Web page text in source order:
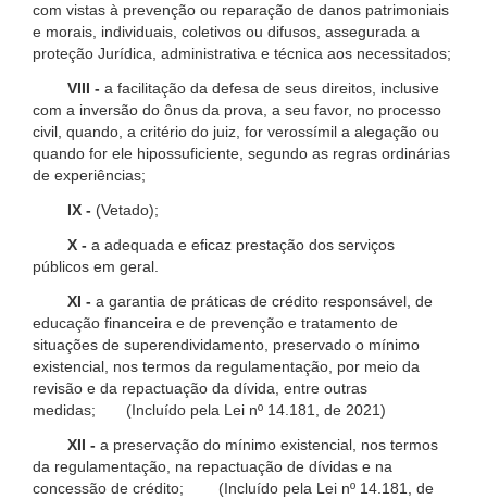
com vistas à prevenção ou reparação de danos patrimoniais
e morais, individuais, coletivos ou difusos, assegurada a
proteção Jurídica, administrativa e técnica aos necessitados;
VIII - a facilitação da defesa de seus direitos, inclusive
com a inversão do ônus da prova, a seu favor, no processo
civil, quando, a critério do juiz, for verossímil a alegação ou
quando for ele hipossuficiente, segundo as regras ordinárias
de experiências;
IX - (Vetado);
X - a adequada e eficaz prestação dos serviços
públicos em geral.
XI - a garantia de práticas de crédito responsável, de
educação financeira e de prevenção e tratamento de
situações de superendividamento, preservado o mínimo
existencial, nos termos da regulamentação, por meio da
revisão e da repactuação da dívida, entre outras
medidas; (Incluído pela Lei nº 14.181, de 2021)
XII - a preservação do mínimo existencial, nos termos
da regulamentação, na repactuação de dívidas e na
concessão de crédito; (Incluído pela Lei nº 14.181, de